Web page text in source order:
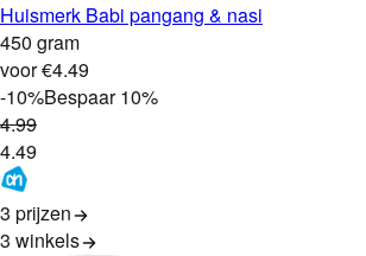
Huismerk Babi pangang & nasi
450 gram
voor €4.49
-10%Bespaar10%
4.99
4.49
3 prijzen
3 winkels